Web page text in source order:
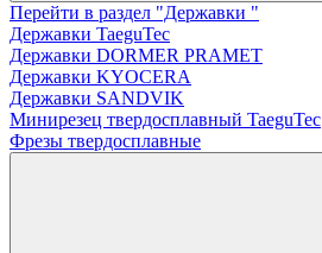
Перейти в раздел "Державки "
Державки TaeguTec
Державки DORMER PRAMET
Державки KYOCERA
Державки SANDVIK
Минирезец твердосплавный TaeguTec
Фрезы твердосплавные